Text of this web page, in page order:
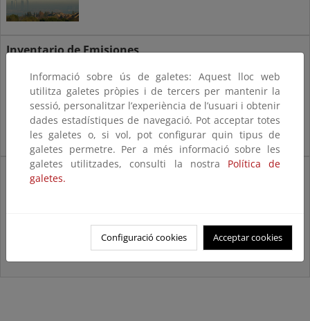
Inventario de Emisiones
Registro Estatal de Emisiones y Fuentes
Contaminantes, PRTR-ESPAÑA
Informació sobre ús de galetes: Aquest lloc web
utilitza galetes pròpies i de tercers per mantenir la
sessió, personalitzar l’experiència de l’usuari i obtenir
dades estadístiques de navegació. Pot acceptar totes
les galetes o, si vol, pot configurar quin tipus de
galetes permetre. Per a més informació sobre les
galetes utilitzades, consulti la nostra Política de
galetes.
Configuració cookies Acceptar cookies